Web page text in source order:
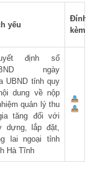
yếu
Đính
kèm
định số
UBND ngày
UBND tỉnh quy
dung về nộp
quản lý thu
tăng đối với
dựng, lắp đặt,
lai ngoại tỉnh
Hà Tĩnh